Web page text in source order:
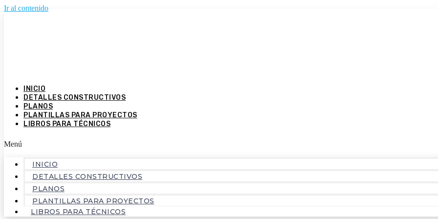
Ir al contenido
INICIO
DETALLES CONSTRUCTIVOS
PLANOS
PLANTILLAS PARA PROYECTOS
LIBROS PARA TÉCNICOS
Menú
INICIO
DETALLES CONSTRUCTIVOS
PLANOS
PLANTILLAS PARA PROYECTOS
LIBROS PARA TÉCNICOS